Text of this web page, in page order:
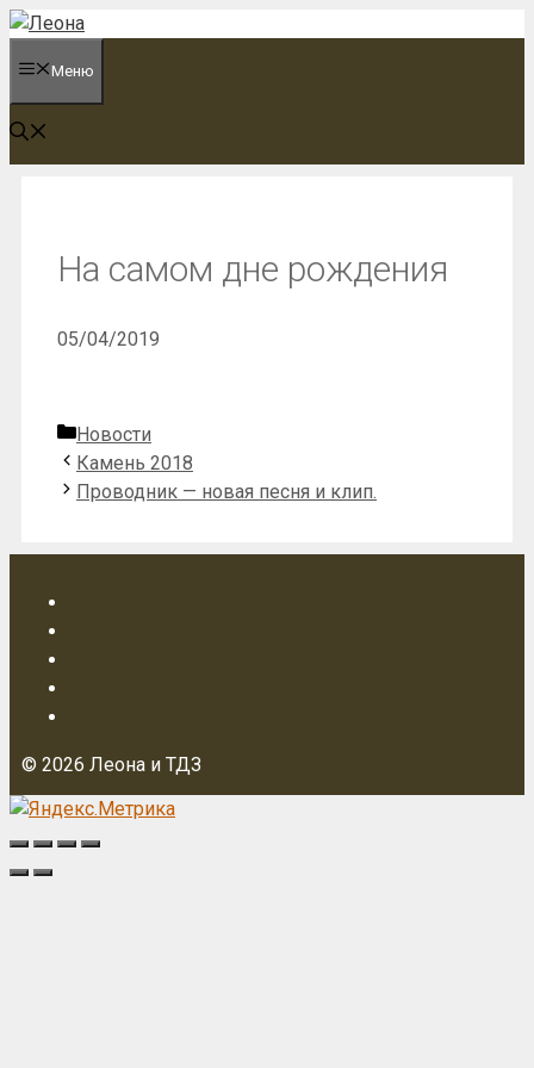
Перейти
содержимому
Меню
На самом дне рождения
05/04/2019
Рубрики
Новости
Камень 2018
Проводник — новая песня и клип.
© 2026 Леона и ТДЗ